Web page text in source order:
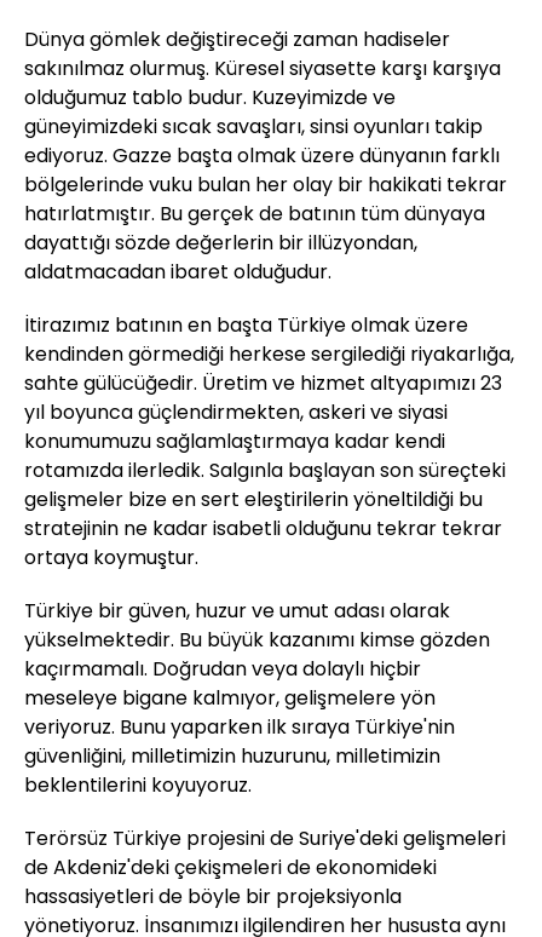
Dünya gömlek değiştireceği zaman hadiseler
sakınılmaz olurmuş. Küresel siyasette karşı karşıya
olduğumuz tablo budur. Kuzeyimizde ve
güneyimizdeki sıcak savaşları, sinsi oyunları takip
ediyoruz. Gazze başta olmak üzere dünyanın farklı
bölgelerinde vuku bulan her olay bir hakikati tekrar
hatırlatmıştır. Bu gerçek de batının tüm dünyaya
dayattığı sözde değerlerin bir illüzyondan,
aldatmacadan ibaret olduğudur.
İtirazımız batının en başta Türkiye olmak üzere
kendinden görmediği herkese sergilediği riyakarlığa,
sahte gülücüğedir. Üretim ve hizmet altyapımızı 23
yıl boyunca güçlendirmekten, askeri ve siyasi
konumumuzu sağlamlaştırmaya kadar kendi
rotamızda ilerledik. Salgınla başlayan son süreçteki
gelişmeler bize en sert eleştirilerin yöneltildiği bu
stratejinin ne kadar isabetli olduğunu tekrar tekrar
ortaya koymuştur.
Türkiye bir güven, huzur ve umut adası olarak
yükselmektedir. Bu büyük kazanımı kimse gözden
kaçırmamalı. Doğrudan veya dolaylı hiçbir
meseleye bigane kalmıyor, gelişmelere yön
veriyoruz. Bunu yaparken ilk sıraya Türkiye'nin
güvenliğini, milletimizin huzurunu, milletimizin
beklentilerini koyuyoruz.
Terörsüz Türkiye projesini de Suriye'deki gelişmeleri
de Akdeniz'deki çekişmeleri de ekonomideki
hassasiyetleri de böyle bir projeksiyonla
yönetiyoruz. İnsanımızı ilgilendiren her hususta aynı